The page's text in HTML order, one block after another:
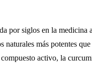
por siglos en la medicina
naturales más potentes
activo, la